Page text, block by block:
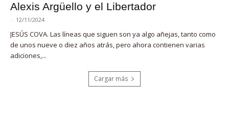
Alexis Argüello y el Libertador
- 12/11/2024
JESÚS COVA. Las líneas que siguen son ya algo añejas, tanto como
de unos nueve o diez años atrás, pero ahora contienen varias
adiciones,...
Cargar más